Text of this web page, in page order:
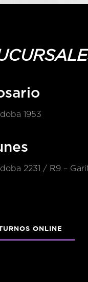
1953
2231 / R9 –
ONLINE